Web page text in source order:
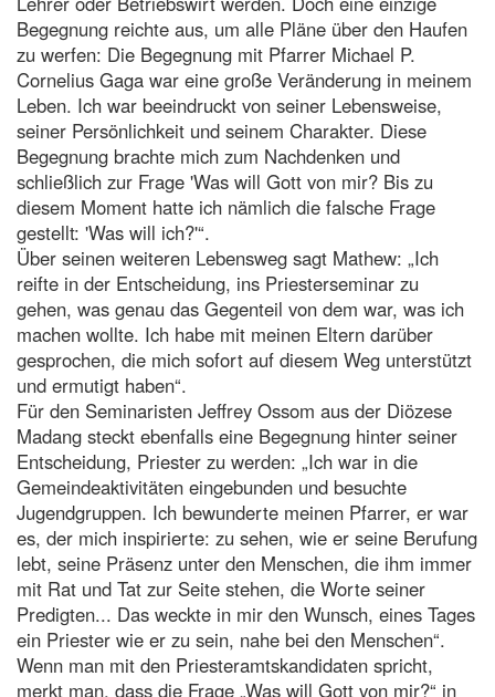
Begegnung reichte aus, um alle Pläne über den Haufen
zu werfen: Die Begegnung mit Pfarrer Michael P.
Cornelius Gaga war eine große Veränderung in meinem
Leben. Ich war beeindruckt von seiner Lebensweise,
seiner Persönlichkeit und seinem Charakter. Diese
Begegnung brachte mich zum Nachdenken und
schließlich zur Frage 'Was will Gott von mir? Bis zu
diesem Moment hatte ich nämlich die falsche Frage
gestellt: 'Was will ich?'“.
Über seinen weiteren Lebensweg sagt Mathew: „Ich
reifte in der Entscheidung, ins Priesterseminar zu
gehen, was genau das Gegenteil von dem war, was ich
machen wollte. Ich habe mit meinen Eltern darüber
gesprochen, die mich sofort auf diesem Weg unterstützt
und ermutigt haben“.
Für den Seminaristen Jeffrey Ossom aus der Diözese
Madang steckt ebenfalls eine Begegnung hinter seiner
Entscheidung, Priester zu werden: „Ich war in die
Gemeindeaktivitäten eingebunden und besuchte
Jugendgruppen. Ich bewunderte meinen Pfarrer, er war
es, der mich inspirierte: zu sehen, wie er seine Berufung
lebt, seine Präsenz unter den Menschen, die ihm immer
mit Rat und Tat zur Seite stehen, die Worte seiner
Predigten... Das weckte in mir den Wunsch, eines Tages
ein Priester wie er zu sein, nahe bei den Menschen“.
Wenn man mit den Priesteramtskandidaten spricht,
merkt man, dass die Frage „Was will Gott von mir?“ in